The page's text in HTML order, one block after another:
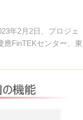
年2月2日、プロジェ
應FinTEKセンター、東